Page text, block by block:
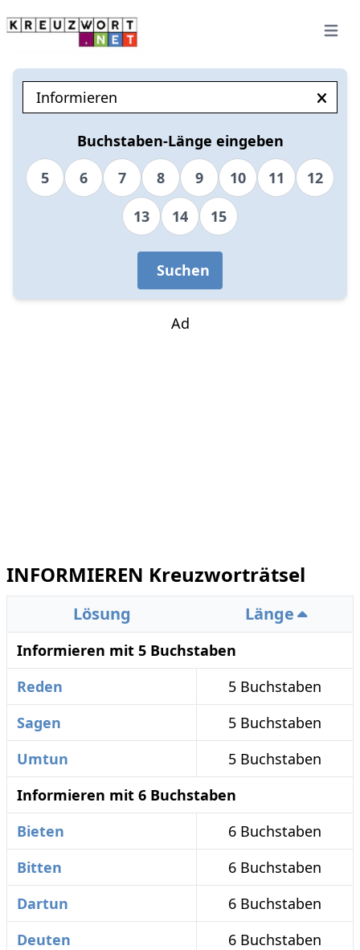
Open
Buchstaben-Länge eingeben
5
6 7 8 9 10 11
12
13
14 15
Suchen
Ad
INFORMIEREN Kreuzworträtsel
Lösung Länge
Informieren mit 5 Buchstaben
Reden
5 Buchstaben
Sagen
5 Buchstaben
Umtun
5 Buchstaben
Informieren mit 6 Buchstaben
Bieten
6 Buchstaben
Bitten
6 Buchstaben
Dartun
6 Buchstaben
Deuten
6 Buchstaben